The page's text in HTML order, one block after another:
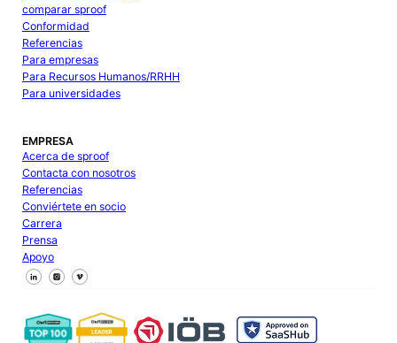
comparar sproof
Conformidad
Referencias
Para empresas
Para Recursos Humanos/RRHH
Para universidades
EMPRESA
Acerca de sproof
Contacta con nosotros
Referencias
Conviértete en socio
Carrera
Prensa
Apoyo
Síguenos en Facebook
Síguenos en X
Síguenos en LinkedIn